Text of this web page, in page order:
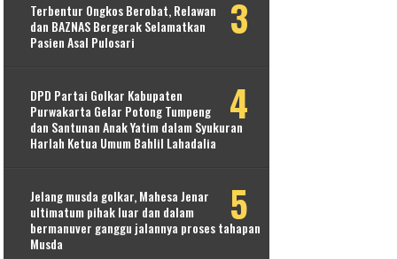
Terbentur Ongkos Berobat, Relawan
dan BAZNAS Bergerak Selamatkan
Pasien Asal Pulosari
DPD Partai Golkar Kabupaten
Purwakarta Gelar Potong Tumpeng
dan Santunan Anak Yatim dalam Syukuran
Harlah Ketua Umum Bahlil Lahadalia
Jelang musda golkar, Mahesa Jenar
ultimatum pihak luar dan dalam
bermanuver ganggu jalannya proses tahapan
Musda